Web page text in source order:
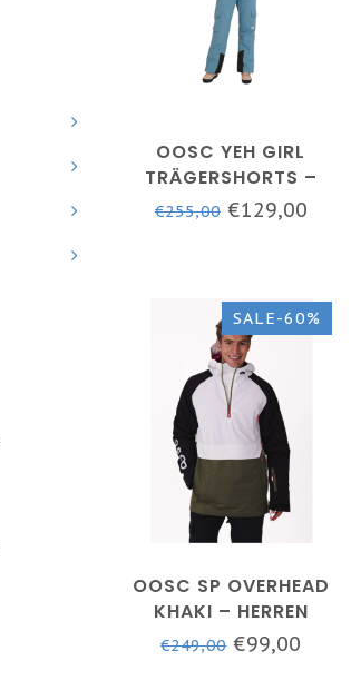
OOSC YEH GIRL
TRÄGERSHORTS –
BLAUGRÜN – DAMEN
€255,00€129,00
SALE-60%
OOSC SP OVERHEAD
KHAKI – HERREN
€249,00€99,00